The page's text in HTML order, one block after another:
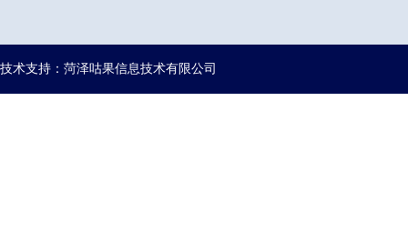
技术支持：菏泽咕果信息技术有限公司